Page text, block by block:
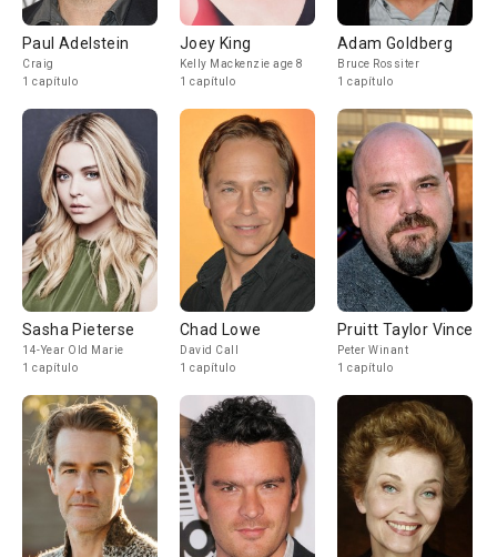
Paul Adelstein
Craig
1 capítulo
Joey King
Kelly Mackenzie age 8
1 capítulo
Adam Goldberg
Bruce Rossiter
1 capítulo
Sasha Pieterse
14-Year Old Marie
1 capítulo
Chad Lowe
David Call
1 capítulo
Pruitt Taylor Vince
Peter Winant
1 capítulo